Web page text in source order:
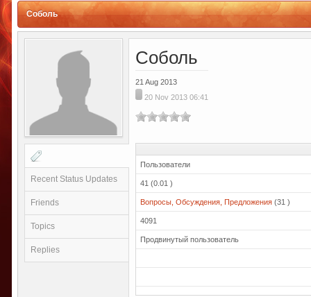
Соболь
Recent Status Updates
Friends
Topics
Replies
Соболь
21 Aug 2013
20 Nov 2013 06:41
Пользователи
41 (0.01 )
Вопросы, Обсуждения, Предложения (31 )
4091
Продвинутый пользователь